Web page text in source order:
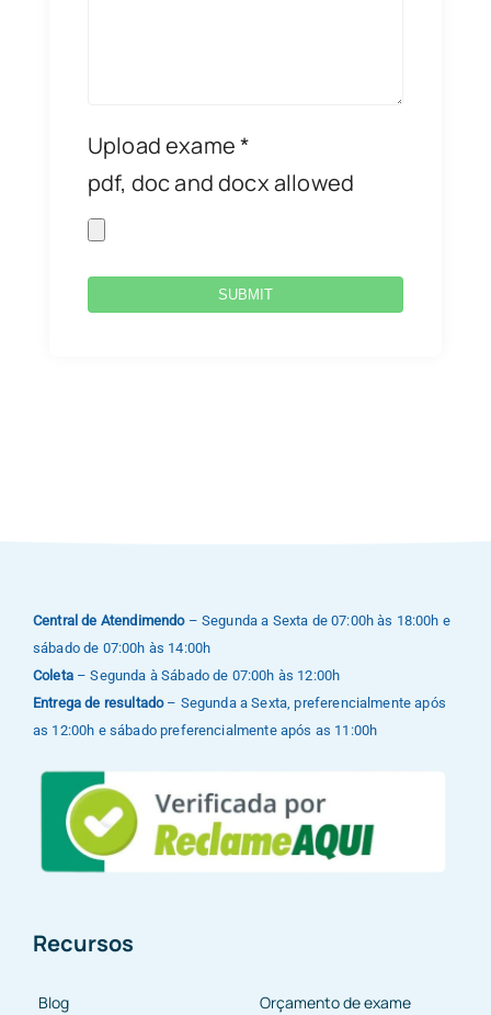
Upload exame *
pdf, doc and docx allowed
SUBMIT
Central de Atendimendo– Segunda a Sexta de 07:00h às 18:00h e
sábado de 07:00h às 14:00h
Coleta– Segunda à Sábado de 07:00h às 12:00h
Entrega de resultado– Segunda a Sexta, preferencialmente após
as 12:00h e sábado preferencialmente após as 11:00h
Recursos
Blog Orçamento de exame